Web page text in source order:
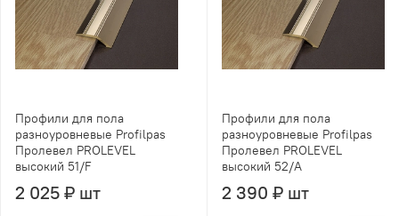
Профили для пола
разноуровневые Profilpas
Пролевел PROLEVEL
высокий 51/F
2 025 ₽ шт
Профили для пола
разноуровневые Profilpas
Пролевел PROLEVEL
высокий 52/A
2 390 ₽ шт